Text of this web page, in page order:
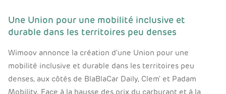
Une Union pour une mobilité inclusive et
durable dans les territoires peu denses
Wimoov annonce la création d'une Union pour une
mobilité inclusive et durable dans les territoires peu
denses, aux côtés de BlaBlaCar Daily, Clem' et Padam
Mobility. Face à la hausse des prix du carburant et à la